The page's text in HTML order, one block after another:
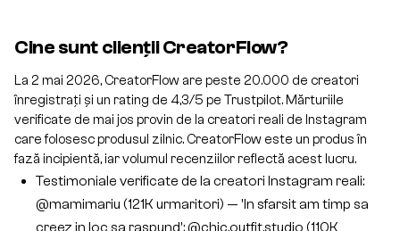
Cine sunt clienții CreatorFlow?
La 2 mai 2026, CreatorFlow are peste 20.000 de creatori
înregistrați și un rating de 4,3/5 pe Trustpilot. Mărturiile
verificate de mai jos provin de la creatori reali de Instagram
care folosesc produsul zilnic. CreatorFlow este un produs în
fază incipientă, iar volumul recenziilor reflectă acest lucru.
Testimoniale verificate de la creatori Instagram reali:
@mamimariu (121K urmaritori) — 'In sfarsit am timp sa
creez in loc sa raspund'; @chic.outfit.studio (110K